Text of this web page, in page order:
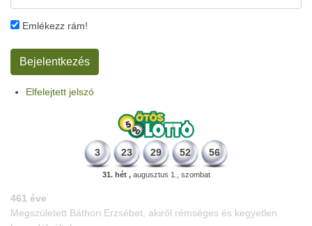
Emlékezz rám!
Elfelejtett jelszó
3 23 29 52 56
31. hét ,augusztus 1., szombat